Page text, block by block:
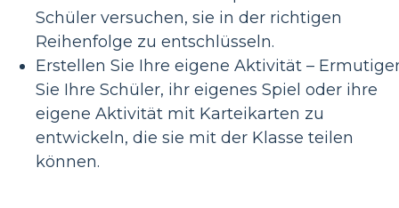
Schüler versuchen, sie in der richtigen
Reihenfolge zu entschlüsseln.
Erstellen Sie Ihre eigene Aktivität –
Sie Ihre Schüler, ihr eigenes Spiel oder ihre
eigene Aktivität mit Karteikarten zu
entwickeln, die sie mit der Klasse teilen
können.